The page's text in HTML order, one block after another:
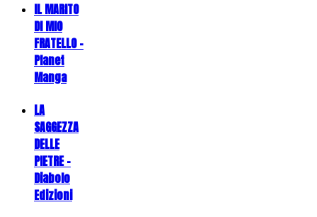
IL MARITO
DI MIO
FRATELLO -
Planet
Manga
LA
SAGGEZZA
DELLE
PIETRE -
Diabolo
Edizioni